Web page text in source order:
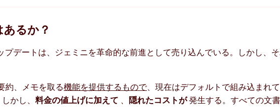
るか？
デートは、ジェミニを革命的な前進として売り込んでいる。しかし、
約、メモを取る機能を提供するもので、現在はデフォルトで組み込まれ
かし、料金の値上げに加えて 、隠れたコストが発生する。すべての文書